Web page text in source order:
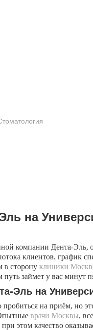
на
компании Дента-
клиентов, график
в сторону клиники
займет у вас минут
Эль на
на приём, но
врачи Москвы,
этом качество